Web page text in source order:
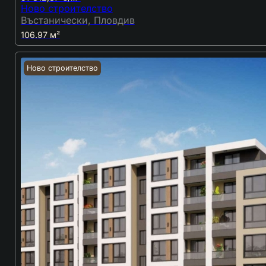
Ново строителство
Въстанически, Пловдив
106.97 м²
Ново строителство